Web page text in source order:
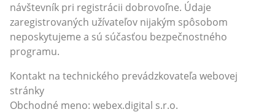
návštevník pri registrácii dobrovoľne. Údaje
zaregistrovaných užívateľov nijakým spôsobom
neposkytujeme a sú súčasťou bezpečnostného
programu.
Kontakt na technického prevádzkovateľa webovej
stránky
Obchodné meno: webex.digital s.r.o.